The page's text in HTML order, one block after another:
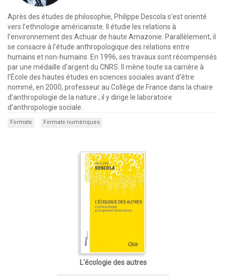
Après des études de philosophie, Philippe Descola s’est orienté
vers l’ethnologie américaniste. Il étudie les relations à
l’environnement des Achuar de haute Amazonie. Parallèlement, il
se consacre à l’étude anthropologique des relations entre
humains et non-humains. En 1996, ses travaux sont récompensés
par une médaille d’argent du CNRS. Il mène toute sa carrière à
l’École des hautes études en sciences sociales avant d’être
nommé, en 2000, professeur au Collège de France dans la chaire
d’anthropologie de la nature ; il y dirige le laboratoire
d’anthropologie sociale.
Formats Formats numériques
L'écologie des autres